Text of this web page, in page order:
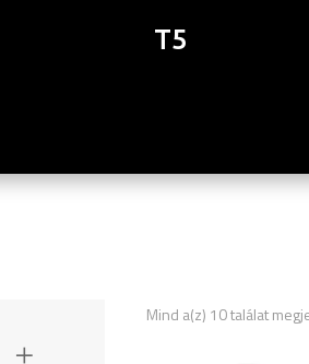
T5
Mind a(z) 10 találat